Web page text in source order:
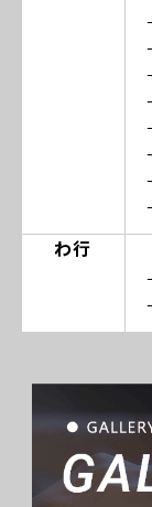
わ行